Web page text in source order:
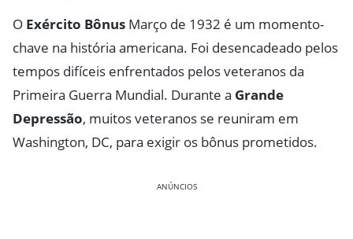
O Exército Bônus Março de 1932 é um momento-
chave na história americana. Foi desencadeado pelos
tempos difíceis enfrentados pelos veteranos da
Primeira Guerra Mundial. Durante a Grande
Depressão, muitos veteranos se reuniram em
Washington, DC, para exigir os bônus prometidos.
ANÚNCIOS